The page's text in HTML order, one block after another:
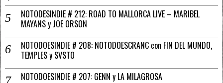
NOTODESINDIE # 212: ROAD TO MALLORCA LIVE – MARIBEL
MAYANS y JOE ORSON
NOTODOESINDIE # 208: NOTODOESCRANC con FIN DEL MUNDO,
TEMPLES y SVSTO
NOTODOESINDIE # 207: GENN y LA MILAGROSA